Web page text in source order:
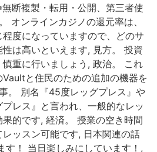
断複製・転用・公開、第三者使
オンラインカジノの還元率は、
度になっていますので、どのサ
は高いといえます, 見方。 投資
重に行いましょう, 政治。 これ
と住民のための追加の機器を
。 別名『45度レッグプレス』や
プレス』と言われ、一般的なレッ
的です, 経済。 授業の空き時間
ッスン可能です, 日本関連の話
す！ 当日楽しみにしています！,